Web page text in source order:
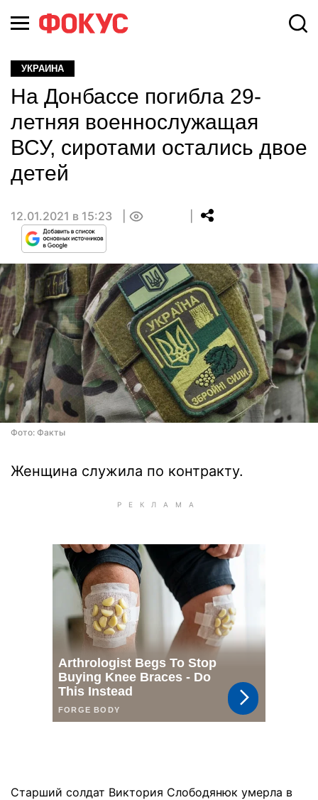
УКРАИНА
На Донбассе погибла 29-
летняя военнослужащая
ВСУ, сиротами остались двое
детей
12.01.2021 в 15:23
Фото: Факты
Женщина служила по контракту.
Старший солдат Виктория Слободянюк умерла в